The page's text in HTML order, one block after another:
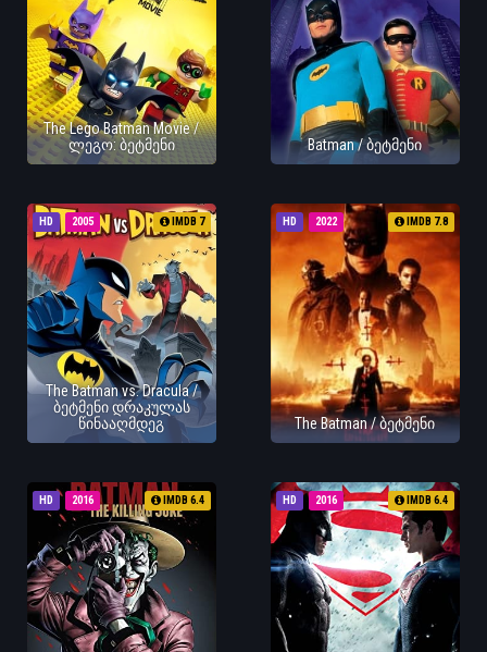
The Lego Batman Movie /
ლეგო: ბეტმენი
Batman / ბეტმენი
HD 2005 IMDB 7
The Batman vs. Dracula /
ბეტმენი დრაკულას
წინააღმდეგ
HD 2022 IMDB 7.8
The Batman / ბეტმენი
HD 2016 IMDB 6.4 HD 2016 IMDB 6.4